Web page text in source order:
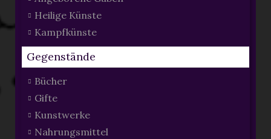
Heilige Künste
Kampfkünste
Gegenstände
Bücher
Gifte
Kunstwerke
Nahrungsmittel